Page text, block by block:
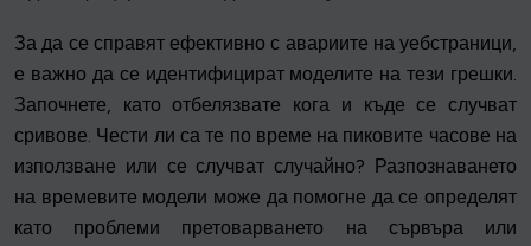
За да се справят ефективно с авариите на уебстраници,
е важно да се идентифицират моделите на тези грешки.
Започнете, като отбелязвате кога и къде се случват
сривове. Чести ли са те по време на пиковите часове на
използване или се случват случайно? Разпознаването
на времевите модели може да помогне да се определят
като проблеми претоварването на сървъра или